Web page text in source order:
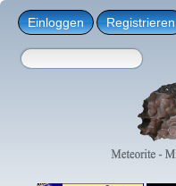
Einloggen Registrieren